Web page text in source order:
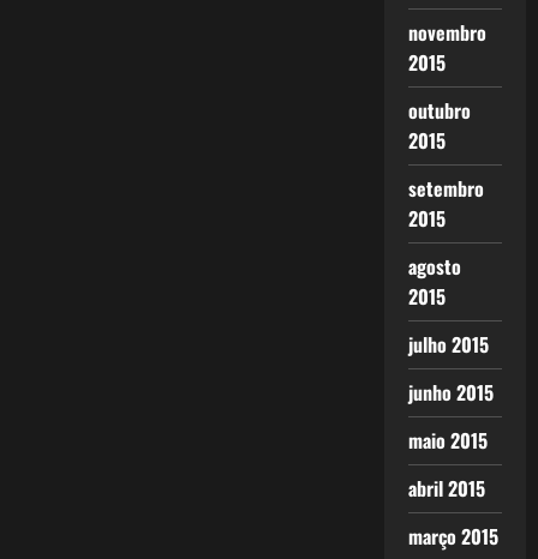
novembro
2015
outubro
2015
setembro
2015
agosto
2015
julho 2015
junho 2015
maio 2015
abril 2015
março 2015